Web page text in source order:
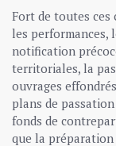
Fort de toutes
les performances,
notification
territoriales, la
ouvrages
plans de
fonds de
que la préparation